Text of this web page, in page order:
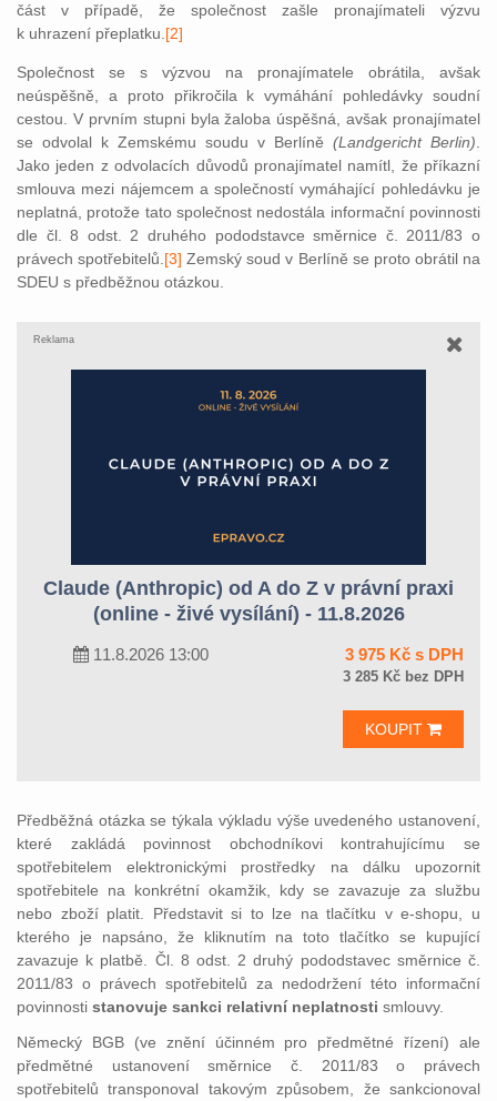
část v případě, že společnost zašle pronajímateli výzvu
k uhrazení přeplatku. [2]
Společnost se s výzvou na pronajímatele obrátila, avšak
neúspěšně, a proto přikročila k vymáhání pohledávky soudní
cestou. V prvním stupni byla žaloba úspěšná, avšak pronajímatel
se odvolal k Zemskému soudu v Berlíně (Landgericht Berlin)
Jako jeden z odvolacích důvodů pronajímatel namítl, že příkazní
smlouva mezi nájemcem a společností vymáhající pohledávku je
neplatná, protože tato společnost nedostála informační povinnosti
dle čl. 8 odst. 2 druhého pododstavce směrnice č. 2011/83 o
právech spotřebitelů. [3] Zemský soud v Berlíně se proto obrátil na
SDEU s předběžnou otázkou.
Reklama
Claude (Anthropic) od A do Z v právní praxi
(online - živé vysílání) - 11.8.2026
11.8.2026 13:00 3 975 Kč s DPH
3 285 Kč bez DPH
KOUPIT
Předběžná otázka se týkala výkladu výše uvedeného ustanovení,
které zakládá povinnost obchodníkovi kontrahujícímu se
spotřebitelem elektronickými prostředky na dálku upozornit
spotřebitele na konkrétní okamžik, kdy se zavazuje za službu
nebo zboží platit. Představit si to lze na tlačítku v e-shopu, u
kterého je napsáno, že kliknutím na toto tlačítko se kupující
zavazuje k platbě. Čl. 8 odst. 2 druhý pododstavec směrnice č.
2011/83 o právech spotřebitelů za nedodržení této informační
povinnosti stanovuje sankci relativní neplatnosti smlouvy.
Německý BGB (ve znění účinném pro předmětné řízení) ale
předmětné ustanovení směrnice č. 2011/83 o právech
spotřebitelů transponoval takovým způsobem, že sankcionoval